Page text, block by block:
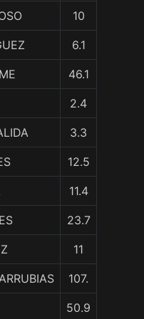
10
6.1
46.1
2.4
3.3
12.5
11.4
23.7
11
107.
50.9